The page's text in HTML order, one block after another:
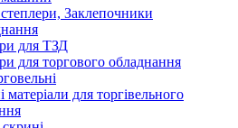
Заклепочники
для ТЗД
для торгового обладнання
матеріали для торгівельного